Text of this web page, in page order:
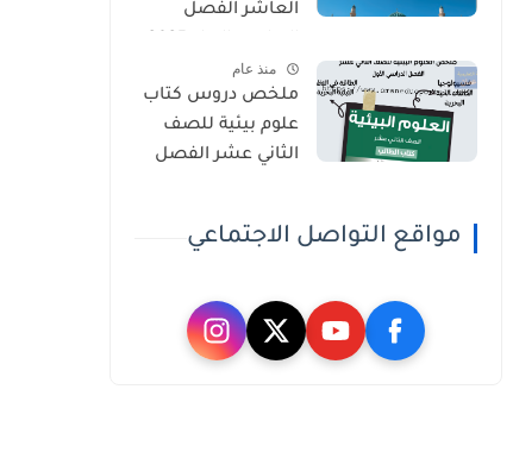
العاشر الفصل
2026منذ عام
ملخص دروس كتاب
علوم بيئية للصف
الثاني عشر الفصل
مواقع التواصل الاجتماعي